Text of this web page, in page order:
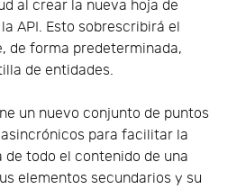
al crear la nueva hoja de
API. Esto sobrescribirá el
de forma predeterminada,
de entidades.
un nuevo conjunto de puntos
para facilitar la
todo el contenido de una
elementos secundarios y su